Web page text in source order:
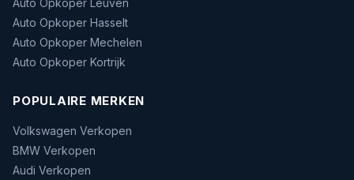
Auto Opkoper Hasselt
Auto Opkoper Mechelen
Auto Opkoper Kortrijk
POPULAIRE MERKEN
Volkswagen Verkopen
BMW Verkopen
Audi Verkopen